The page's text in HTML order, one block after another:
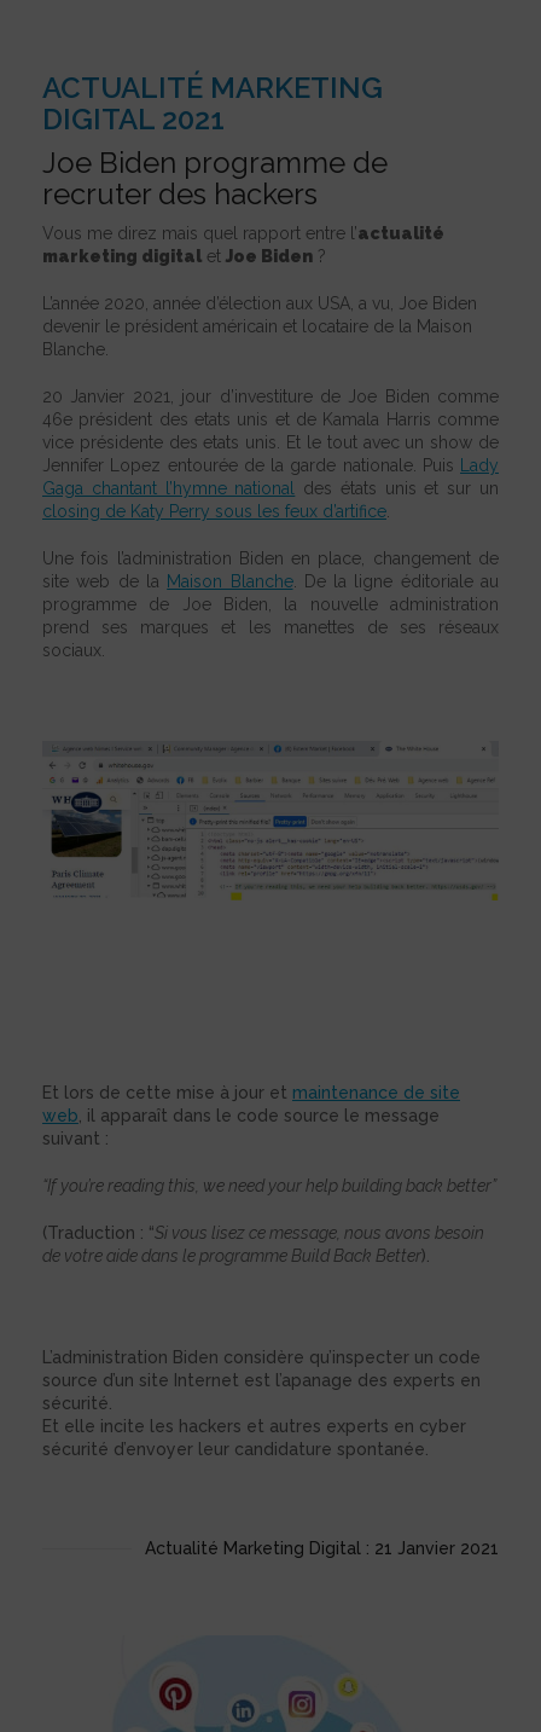
ACTUALITÉ MARKETING
DIGITAL 2021
Joe Biden programme de
recruter des hackers
Vous me direz mais quel rapport entre l’actualité
marketing digital et Joe Biden ?
L’année 2020, année d’élection aux USA, a vu, Joe Biden
devenir le président américain et locataire de la Maison
Blanche.
20 Janvier 2021, jour d’investiture de Joe Biden comme
46e président des etats unis et de Kamala Harris comme
vice présidente des etats unis. Et le tout avec un show de
Jennifer Lopez entourée de la garde nationale. Puis Lady
Gaga chantant l’hymne national des états unis et sur un
closing de Katy Perry sous les feux d’artifice.
Une fois l’administration Biden en place, changement de
site web de la Maison Blanche. De la ligne éditoriale au
programme de Joe Biden, la nouvelle administration
prend ses marques et les manettes de ses réseaux
sociaux.
Et lors de cette mise à jour et maintenance de site
web , il apparaît dans le code source le message
suivant :
“If you’re reading this, we need your help building back better”
(Traduction : “Si vous lisez ce message, nous avons besoin
de votre aide dans le programme Build Back Better).
L’administration Biden considère qu’inspecter un code
source d’un site Internet est l’apanage des experts en
sécurité.
Et elle incite les hackers et autres experts en cyber
sécurité d’envoyer leur candidature spontanée.
Actualité Marketing Digital : 21 Janvier 2021